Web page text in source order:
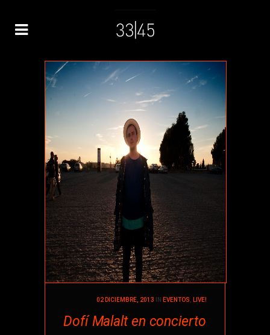
02 DICIEMBRE, 2013 IN EVENTOS LIVE!
Dofí Malalt en concierto